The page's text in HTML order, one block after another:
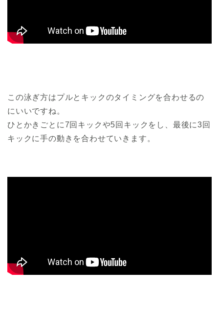
この泳ぎ方はプルとキックのタイミングを合わせるの
にいいですね。
ひとかきごとに7回キックや5回キックをし、最後に3回
キックに手の動きを合わせていきます。